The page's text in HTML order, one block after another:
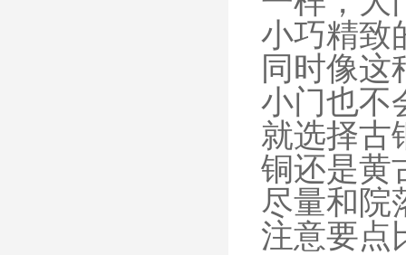
小巧精致
同时像这
小门也不
就选择古
铜还是黄
尽量和院
注意要点